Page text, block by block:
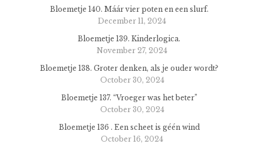
Bloemetje 140. Máár vier poten en een slurf.
December 11, 2024
Bloemetje 139. Kinderlogica.
November 27, 2024
Bloemetje 138. Groter denken, als je ouder wordt?
October 30, 2024
Bloemetje 137. “Vroeger was het beter”
October 30, 2024
Bloemetje 136 . Een scheet is géén wind
October 16, 2024